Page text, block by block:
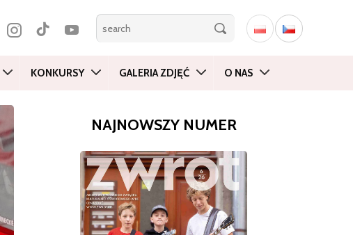
KONKURSY GALERIA ZDJĘĆ O NAS
NAJNOWSZY NUMER